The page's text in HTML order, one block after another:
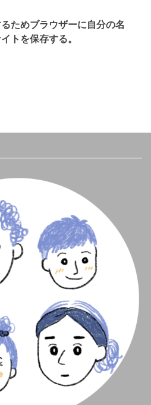
ためブラウザーに自分の名
トを保存する。